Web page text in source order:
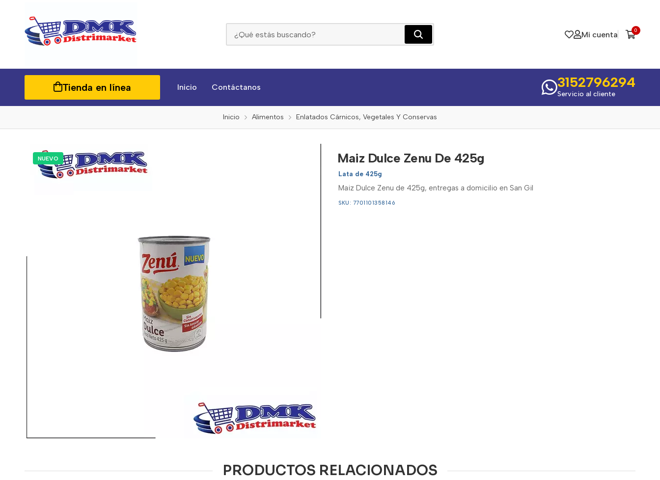
Mi cuenta 0
Tienda en línea Inicio Contáctanos 3152796294
Servicio al cliente
Inicio Alimentos Enlatados Cárnicos, Vegetales Y Conservas
NUEVO Maiz Dulce Zenu De 425g
Lata de 425g
Maiz Dulce Zenu de 425g, entregas a domicilio en San Gil
SKU: 7701101358146
PRODUCTOS RELACIONADOS